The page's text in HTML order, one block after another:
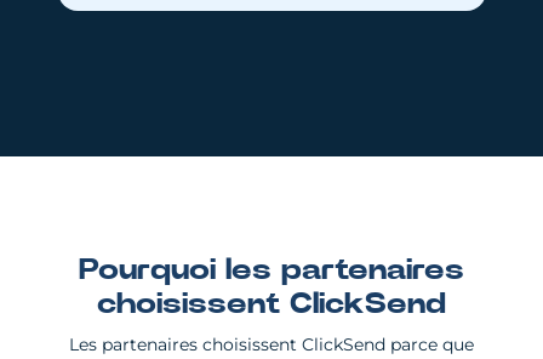
Pourquoi les partenaires
choisissent ClickSend
Les partenaires choisissent ClickSend parce que